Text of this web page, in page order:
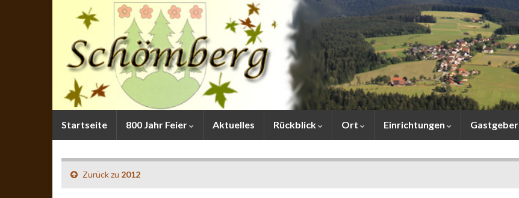
Startseite 800 Jahr Feier Aktuelles Rückblick Ort Einrichtungen Gastgeber
Zurück zu 2012